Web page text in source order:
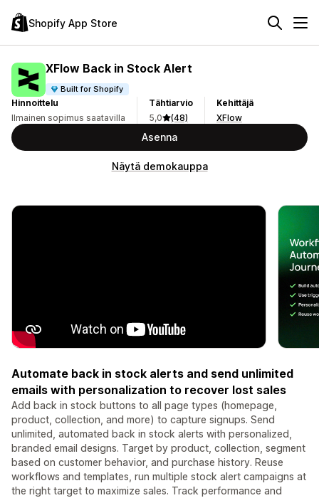
Shopify App Store
XFlow Back in Stock Alert
Built for Shopify
Hinnoittelu
Ilmainen sopimus saatavilla
Tähtiarvio
5,0
(48)
Kehittäjä
XFlow
Asenna
Näytä demokauppa
Automate back in stock alerts and send unlimited
emails with personalization to recover lost sales
Add back in stock buttons to all page types (homepage,
product, collection, and more) to capture signups. Send
unlimited, automated back in stock alerts with personalized,
branded email designs. Target by product, collection, segment
based on customer behavior, and purchase history. Reuse
workflows and templates, run multiple stock alert campaigns at
the right target to maximize sales. Track performance and